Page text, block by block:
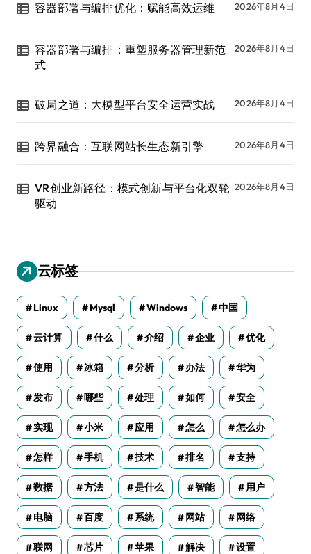
容器部署与编排优化：赋能高效运维 2026年8月4日
容器部署与编排：重塑服务器管理新范
式
2026年8月4日
破局之道：大模型平台安全运营实战 2026年8月4日
跨界融合：互联网站长生态新引擎 2026年8月4日
VR创业新路径：模式创新与平台化双轮
驱动
2026年8月4日
云标签
Linux Mysql Windows 中国
云计算 什么 介绍 企业 优化
使用 冰箱 分析 办法 华为
发布 哪些 处理 如何 安全
实现 小米 应用 怎么 怎么办
怎样 手机 技术 排名 支持
数据 方法 是什么 智能 用户
电脑 百度 系统 网站 网络
联网 芯片 苹果 解决 设置